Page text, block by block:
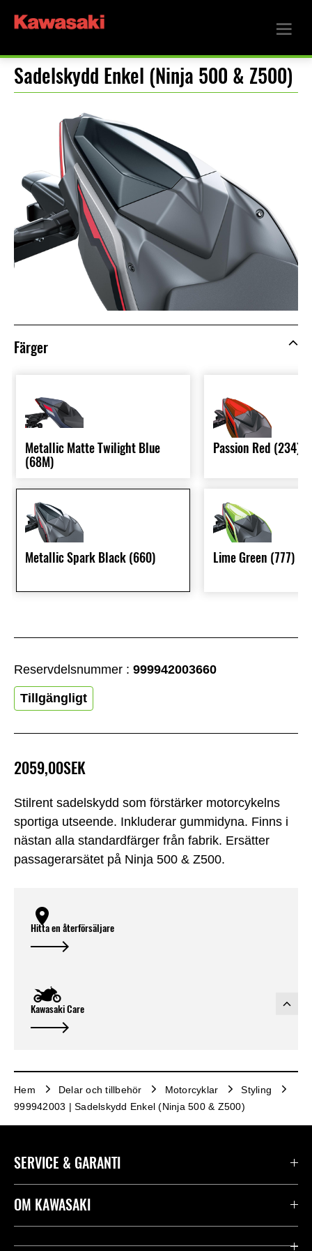
Sadelskydd Enkel (Ninja 500 & Z500)
Stilrent sadelskydd som förstärker motorcykelns
sportiga utseende. Inkluderar gummidyna. Finns i
nästan alla standardfärger från fabrik. Ersätter
passagerarsätet på Ninja 500 & Z500.
2059,00SEK
Reservdelsnummer : 999942003660
Tillgängligt
Färger
Metallic Matte Twilight Blue
(68M)
Metallic Spark Black (660)
Passion Red (234)
Lime Green (777)
Hitta en återförsäljare
Kawasaki Care
Hem Delar och tillbehör Motorcyklar
Styling
999942003 | Sadelskydd Enkel (Ninja 500 & Z500)
SERVICE & GARANTI
Kontakta oss
OM KAWASAKI
Företag